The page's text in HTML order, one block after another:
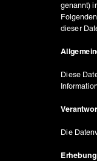
genannt)
Diese